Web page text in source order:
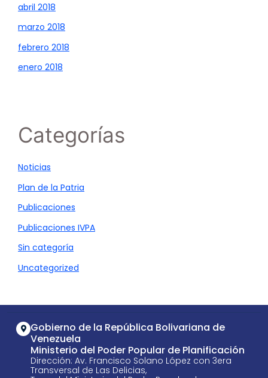
abril 2018
marzo 2018
febrero 2018
enero 2018
Categorías
Noticias
Plan de la Patria
Publicaciones
Publicaciones IVPA
Sin categoría
Uncategorized
Gobierno de la República Bolivariana de
Venezuela
Ministerio del Poder Popular de Planificación
Dirección: Av. Francisco Solano López con 3era
Transversal de Las Delicias,